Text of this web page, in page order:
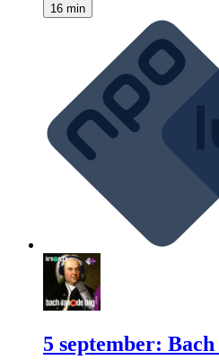
16 min
5 september: Bach